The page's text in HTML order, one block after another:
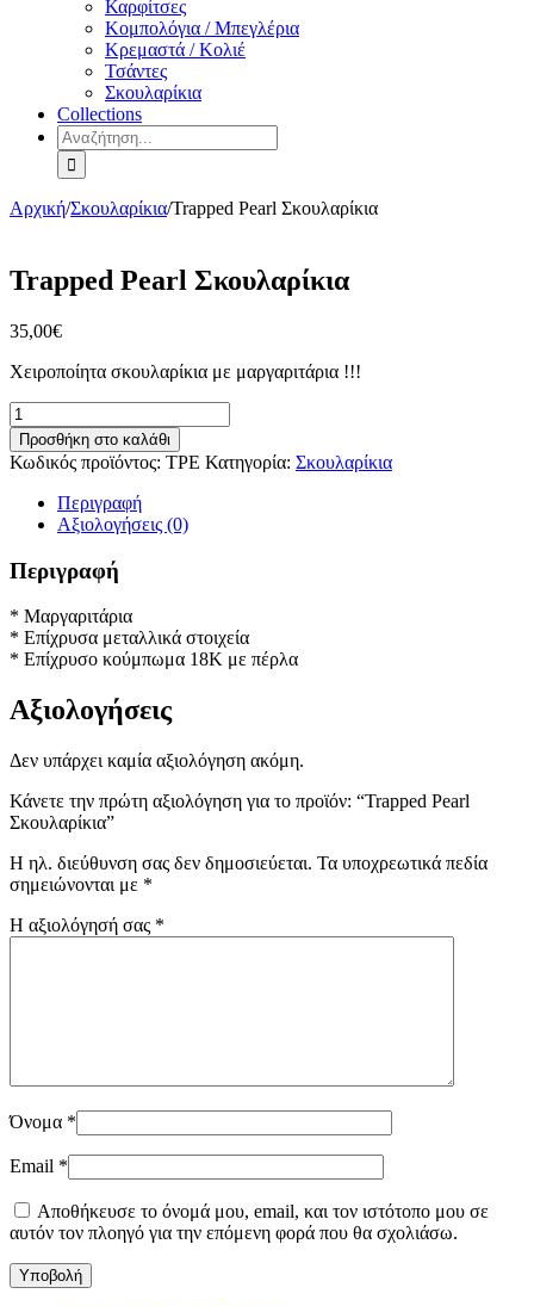
Καρφίτσες
Κομπολόγια / Μπεγλέρια
Κρεμαστά / Κολιέ
Τσάντες
Σκουλαρίκια
Collections
Αναζήτηση
για:
Αρχική/Σκουλαρίκια/Trapped Pearl Σκουλαρίκια
Trapped Pearl Σκουλαρίκια
35,00€
Χειροποίητα σκουλαρίκια με μαργαριτάρια !!!
Trapped
Pearl
Σκουλαρίκια
ποσότητα
Προσθήκη στο καλάθι
Κωδικός προϊόντος: TPE Κατηγορία: Σκουλαρίκια
Περιγραφή
Αξιολογήσεις (0)
Περιγραφή
* Μαργαριτάρια
* Επίχρυσα μεταλλικά στοιχεία
* Επίχρυσο κούμπωμα 18Κ με πέρλα
Αξιολογήσεις
Δεν υπάρχει καμία αξιολόγηση ακόμη.
Κάνετε την πρώτη αξιολόγηση για το προϊόν: “Trapped Pearl
Σκουλαρίκια”
Η ηλ. διεύθυνση σας δεν δημοσιεύεται. Τα υποχρεωτικά πεδία
σημειώνονται με *
Η αξιολόγησή σας *
Όνομα *
Email *
Αποθήκευσε το όνομά μου, email, και τον ιστότοπο μου σε
αυτόν τον πλοηγό για την επόμενη φορά που θα σχολιάσω.